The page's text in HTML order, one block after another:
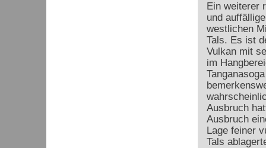
Ein weiterer
und
westlichen
Tals. Es ist
Vulkan mit
im
Ausbruch
Ausbruch
Lage feiner
Tals